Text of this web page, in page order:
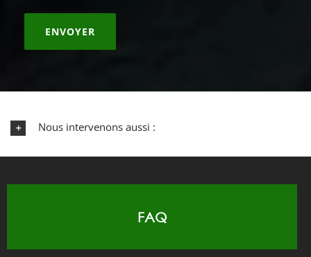
Nous intervenons aussi :
FAQ